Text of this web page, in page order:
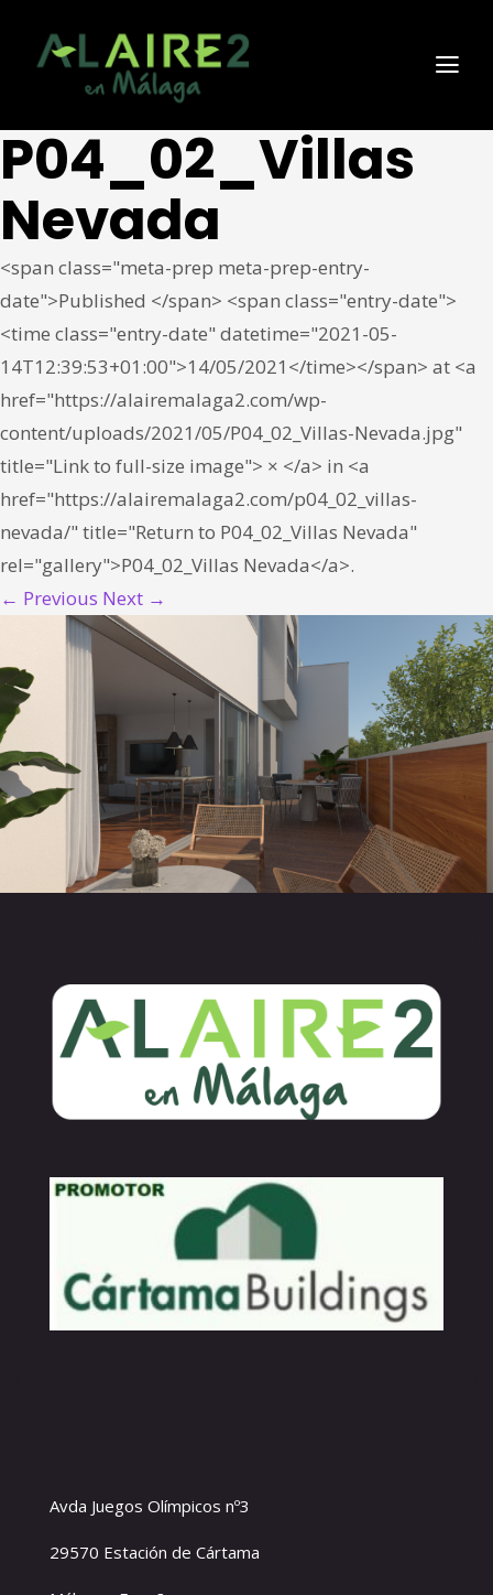
P04_02_Villas
Nevada
<span class="meta-prep meta-prep-entry-
date">Published </span> <span class="entry-date">
<time class="entry-date" datetime="2021-05-
14T12:39:53+01:00">14/05/2021</time></span> at <a
href="https://alairemalaga2.com/wp-
content/uploads/2021/05/P04_02_Villas-Nevada.jpg"
title="Link to full-size image"> × </a> in <a
href="https://alairemalaga2.com/p04_02_villas-
nevada/" title="Return to P04_02_Villas Nevada"
rel="gallery">P04_02_Villas Nevada</a>.
← Previous Next →
Avda Juegos Olímpicos nº3
29570 Estación de Cártama